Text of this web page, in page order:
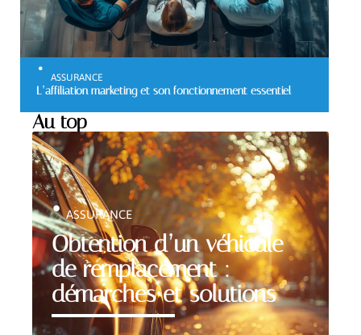
ASSURANCE
L’affiliation marketing et son fonctionnement essentiel
Au top
Obtention d’un véhicule
de remplacement :
démarches et solutions
ASSURANCE